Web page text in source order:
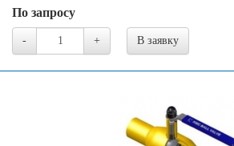
По запросу
- + В заявку